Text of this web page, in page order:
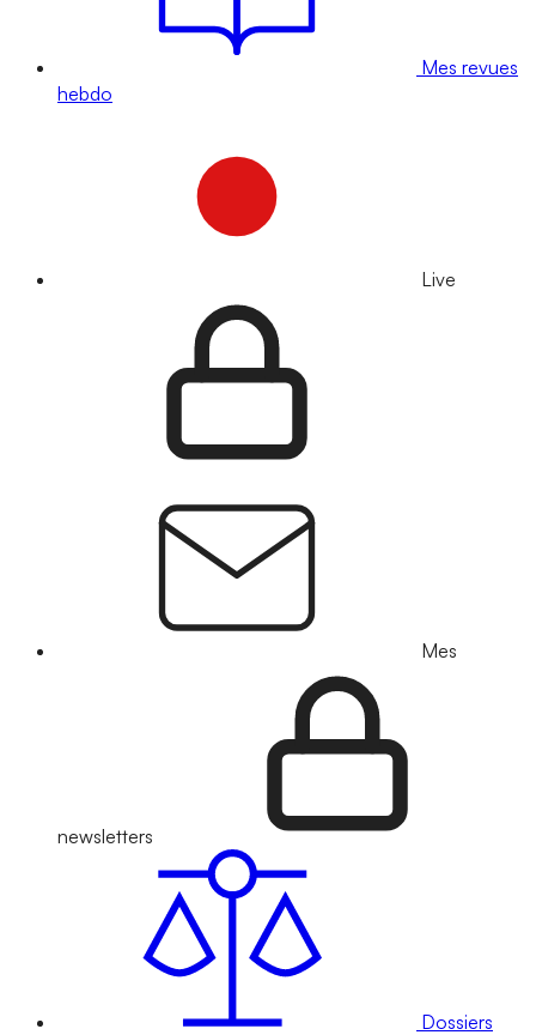
Mes revues
hebdo
Live
Mes
newsletters
Dossiers